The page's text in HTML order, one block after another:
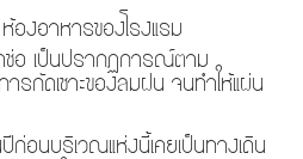
งอาหารของโรงแรม
ช่อ เป็นปรากฏการณ์ตาม
รกัดเซาะของลมฝน จนทำให้แผ่น
บริเวณแห่งนี้เคยเป็นทางเดิน